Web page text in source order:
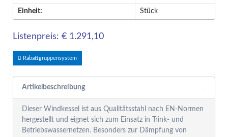
Einheit: Stück
Listenpreis: € 1.291,10
Rabattgruppensystem
Artikelbeschreibung
Dieser Windkessel ist aus Qualitätsstahl nach EN-Normen
hergestellt und eignet sich zum Einsatz in Trink- und
Betriebswassernetzen. Besonders zur Dämpfung von